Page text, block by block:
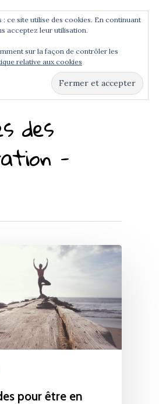
search or ESC to close
des
-
pour être en
ce site utilise des cookies. En continuant
acceptez leur utilisation.
sur la façon de contrôler les
relative aux cookies